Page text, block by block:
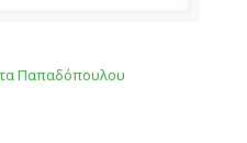
Παπαδόπουλου